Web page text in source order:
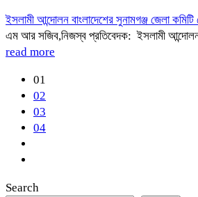
ইসলামী আন্দোলন বাংলাদেশের সুনামগঞ্জ জেলা
এম আর সজিব,নিজস্ব প্রতিবেদক: ইসলামী আন্দোলন
read more
01
02
03
04
Search